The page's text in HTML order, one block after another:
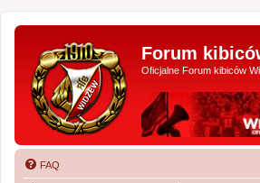
Forum
Oficjalne Forum kibiców
FAQ